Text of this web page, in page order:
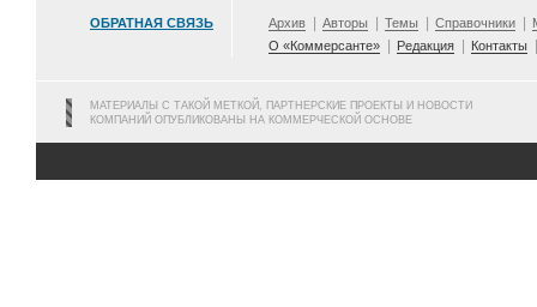
ОБРАТНАЯ СВЯЗЬ Архив Авторы Темы Справочники
О «Коммерсанте»
Редакция Контакты
МАТЕРИАЛЫ С ТАКОЙ МЕТКОЙ, ПАРТНЕРСКИЕ ПРОЕКТЫ И НОВОСТИ
КОМПАНИЙ ОПУБЛИКОВАНЫ НА КОММЕРЧЕСКОЙ ОСНОВЕ